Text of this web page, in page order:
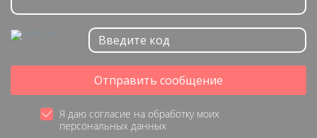
Отправить сообщение
Я даю согласие на обработку моих
персональных данных